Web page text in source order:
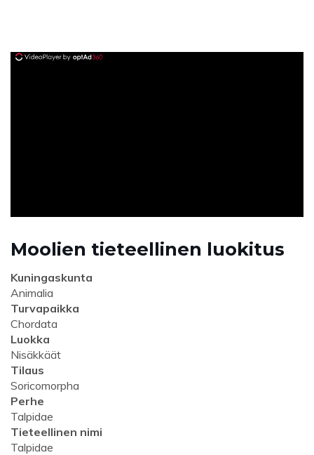
Moolien tieteellinen luokitus
Kuningaskunta
Animalia
Turvapaikka
Chordata
Luokka
Nisäkkäät
Tilaus
Soricomorpha
Perhe
Talpidae
Tieteellinen nimi
Talpidae